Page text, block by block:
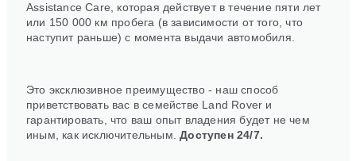
Assistance Care, которая действует в течение пяти лет
или 150 000 км пробега (в зависимости от того, что
наступит раньше) с момента выдачи автомобиля.
Это эксклюзивное преимущество - наш способ
приветствовать вас в семействе Land Rover и
гарантировать, что ваш опыт владения будет не чем
иным, как исключительным.Доступен 24/7.